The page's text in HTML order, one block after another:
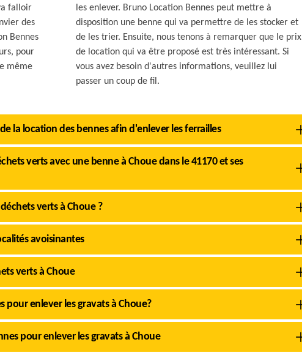
falloir
des
Bennes
pour
même
les enlever. Bruno Location Bennes peut mettre à
disposition une benne qui va permettre de les stocker et
de les trier. Ensuite, nous tenons à remarquer que le prix
de location qui va être proposé est très intéressant. Si
vous avez besoin d'autres informations, veuillez lui
passer un coup de fil.
la location des bennes afin d'enlever les ferrailles
verts avec une benne à Choue dans le 41170 et ses
verts à Choue ?
avoisinantes
verts à Choue
pour enlever les gravats à Choue?
pour enlever les gravats à Choue